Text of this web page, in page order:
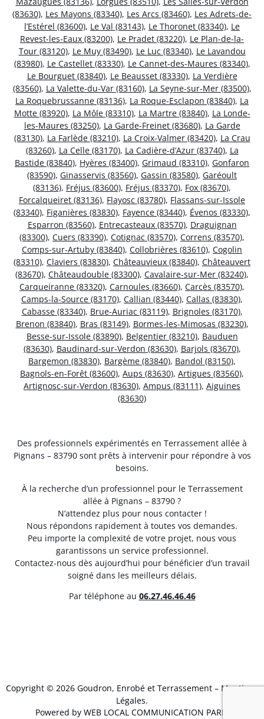
(83630), Les Mayons (83340), Les Arcs (83460), Les Adrets-de-
l’Estérel (83600), Le Val (83143), Le Thoronet (83340), Le
Revest-les-Eaux (83200), Le Pradet (83220), Le Plan-de-la-
Tour (83120), Le Muy (83490), Le Luc (83340), Le Lavandou
(83980), Le Castellet (83330), Le Cannet-des-Maures (83340),
Le Bourguet (83840), Le Beausset (83330), La Verdière
(83560), La Valette-du-Var (83160), La Seyne-sur-Mer (83500),
La Roquebrussanne (83136), La Roque-Esclapon (83840), La
Motte (83920), La Môle (83310), La Martre (83840), La Londe-
les-Maures (83250), La Garde-Freinet (83680), La Garde
(83130), La Farlède (83210), La Croix-Valmer (83420), La Crau
(83260), La Celle (83170), La Cadière-d’Azur (83740), La
Bastide (83840), Hyères (83400), Grimaud (83310), Gonfaron
(83590), Ginasservis (83560), Gassin (83580), Garéoult
(83136), Fréjus (83600), Fréjus (83370), Fox (83670),
Forcalqueiret (83136), Flayosc (83780), Flassans-sur-Issole
(83340), Figanières (83830), Fayence (83440), Évenos (83330),
Esparron (83560), Entrecasteaux (83570), Draguignan
(83300), Cuers (83390), Cotignac (83570), Correns (83570),
Comps-sur-Artuby (83840), Collobrières (83610), Cogolin
(83310), Claviers (83830), Châteauvieux (83840), Châteauvert
(83670), Châteaudouble (83300), Cavalaire-sur-Mer (83240),
Carqueiranne (83320), Carnoules (83660), Carcès (83570),
Camps-la-Source (83170), Callian (83440), Callas (83830),
Cabasse (83340), Brue-Auriac (83119), Brignoles (83170),
Brenon (83840), Bras (83149), Bormes-les-Mimosas (83230),
Besse-sur-Issole (83890), Belgentier (83210), Bauduen
(83630), Baudinard-sur-Verdon (83630), Barjols (83670),
Bargemon (83830), Bargème (83840), Bandol (83150),
Bagnols-en-Forêt (83600), Aups (83630), Artigues (83560),
Artignosc-sur-Verdon (83630), Ampus (83111), Aiguines
(83630)
Des professionnels expérimentés en Terrassement allée à
Pignans – 83790 sont prêts à intervenir pour répondre à vos
besoins.
À la recherche d’un professionnel pour le Terrassement
allée à Pignans – 83790 ?
N’attendez plus pour nous contacter !
Nous répondons rapidement à toutes vos demandes.
Peu importe la complexité de votre projet, nous vous
garantissons un service professionnel.
Contactez-nous dès aujourd’hui pour bénéficier d’un travail
soigné dans les meilleurs délais.
Par téléphone au 06.27.46.46.46
Copyright © 2026 Goudron, Enrobé et Terrassement – Mentions
Légales.
Powered by WEB LOCAL COMMUNICATION PARIS